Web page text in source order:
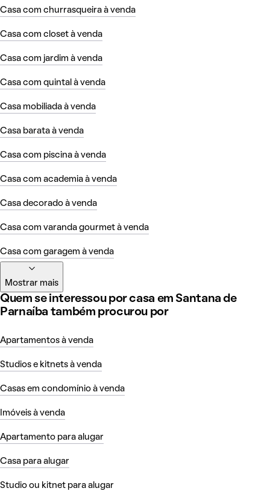
Casa com churrasqueira à venda
Casa com closet à venda
Casa com jardim à venda
Casa com quintal à venda
Casa mobiliada à venda
Casa barata à venda
Casa com piscina à venda
Casa com academia à venda
Casa decorado à venda
Casa com varanda gourmet à venda
Casa com garagem à venda
Mostrar mais
Quem se interessou por casa em Santana de
Parnaíba também procurou por
Apartamentos à venda
Studios e kitnets à venda
Casas em condomínio à venda
Imóveis à venda
Apartamento para alugar
Casa para alugar
Studio ou kitnet para alugar